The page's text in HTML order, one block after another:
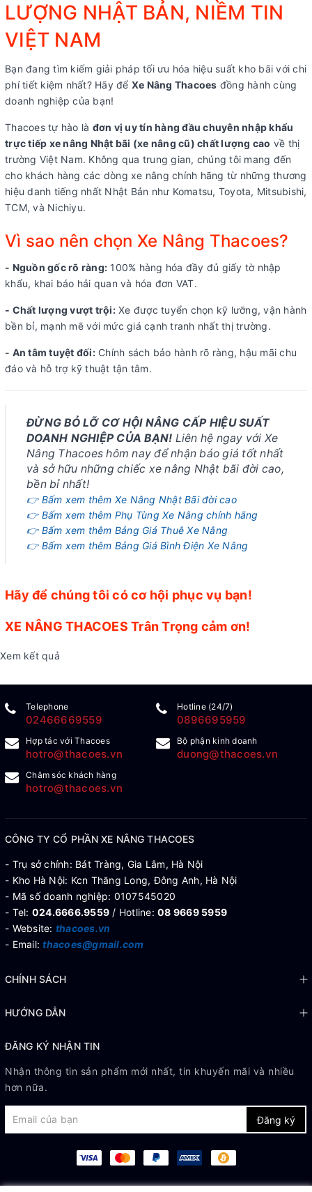
LƯỢNG NHẬT BẢN, NIỀM TIN
VIỆT NAM
Bạn đang tìm kiếm giải pháp tối ưu hóa hiệu suất kho bãi với chi
phí tiết kiệm nhất? Hãy để Xe Nâng Thacoes đồng hành cùng
doanh nghiệp của bạn!
Thacoes tự hào là đơn vị uy tín hàng đầu chuyên nhập khẩu
trực tiếp xe nâng Nhật bãi (xe nâng cũ) chất lượng cao về thị
trường Việt Nam. Không qua trung gian, chúng tôi mang đến
cho khách hàng các dòng xe nâng chính hãng từ những thương
hiệu danh tiếng nhất Nhật Bản như Komatsu, Toyota, Mitsubishi,
TCM, và Nichiyu.
Vì sao nên chọn Xe Nâng Thacoes?
- Nguồn gốc rõ ràng: 100% hàng hóa đầy đủ giấy tờ nhập
khẩu, khai báo hải quan và hóa đơn VAT.
- Chất lượng vượt trội:Xe được tuyển chọn kỹ lưỡng, vận hành
bền bỉ, mạnh mẽ với mức giá cạnh tranh nhất thị trường.
- An tâm tuyệt đối:Chính sách bảo hành rõ ràng, hậu mãi chu
đáo và hỗ trợ kỹ thuật tận tâm.
ĐỪNG BỎ LỠ CƠ HỘI NÂNG CẤP HIỆU SUẤT
DOANH NGHIỆP CỦA BẠN! Liên hệ ngay với Xe
Nâng Thacoes hôm nay để nhận báo giá tốt nhất
và sở hữu những chiếc xe nâng Nhật bãi đời cao,
bền bỉ nhất!
👉 Bấm xem thêm Xe Nâng Nhật Bãi đời cao
👉 Bấm xem thêm Phụ Tùng Xe Nâng chính hãng
👉 Bấm xem thêm Bảng Giá Thuê Xe Nâng
👉 Bấm xem thêm Bảng Giá Bình Điện Xe Nâng
Hãy để chúng tôi có cơ hội phục vụ bạn!
XE NÂNG THACOES Trân Trọng cảm ơn!
Xem kết quả
Telephone
02466669559
Hotline (24/7)
0896695959
Hợp tác với Thacoes
hotro@thacoes.vn
Bộ phận kinh doanh
duong@thacoes.vn
Chăm sóc khách hàng
hotro@thacoes.vn
CÔNG TY CỔ PHẦN XE NÂNG THACOES
- Trụ sở chính: Bát Tràng, Gia Lâm, Hà Nội
- Kho Hà Nội: Kcn Thăng Long, Đông Anh, Hà Nội
- Mã số doanh nghiệp: 0107545020
- Tel: 024.6666.9559 / Hotline: 08 9669 5959
- Website: thacoes.vn
- Email:thacoes@gmail.com
CHÍNH SÁCH
HƯỚNG DẪN
ĐĂNG KÝ NHẬN TIN
Nhận thông tin sản phẩm mới nhất, tin khuyến mãi và nhiều
hơn nữa.
Đăng ký